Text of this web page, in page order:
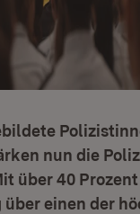
nun die
über 40
einen der